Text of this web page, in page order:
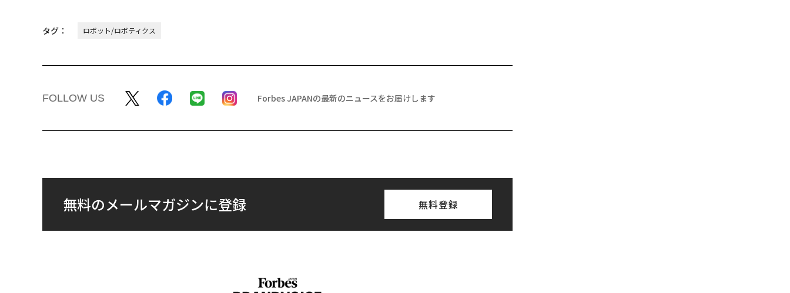
タグ： ロボット/ロボティクス
FOLLOW US Forbes JAPANの最新のニュースをお届けします
無料のメールマガジンに登録 無料登録